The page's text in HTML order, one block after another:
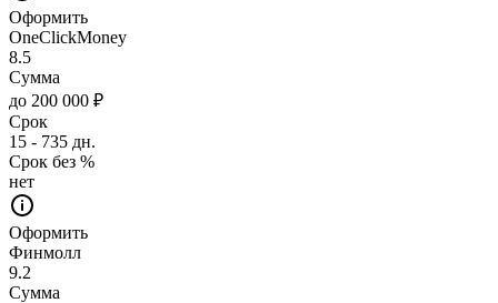
Оформить
OneClickMoney
8.5
Сумма
до 200 000 ₽
Срок
15 - 735 дн.
Срок без %
нет
Оформить
Финмолл
9.2
Сумма